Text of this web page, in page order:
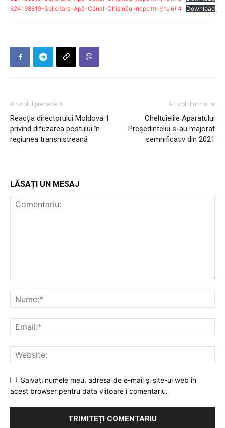
824198819-Solicitare-Apă-Canal-Chișinău (перетянутый) 4
Download
Articolul precedent
Reacția directorului Moldova 1
privind difuzarea postului în
regiunea transnistreană
Articolul următor
Cheltuielile Aparatului
Președintelui s-au majorat
semnificativ din 2021
LĂSAȚI UN MESAJ
Salvați numele meu, adresa de e-mail și site-ul web în
acest browser pentru data viitoare i comentariu.